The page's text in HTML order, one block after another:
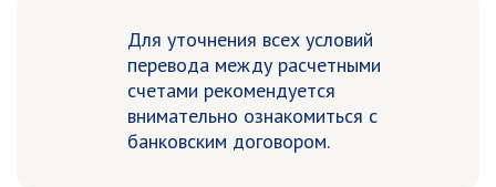
Для уточнения всех условий
перевода между расчетными
счетами рекомендуется
внимательно ознакомиться с
банковским договором.